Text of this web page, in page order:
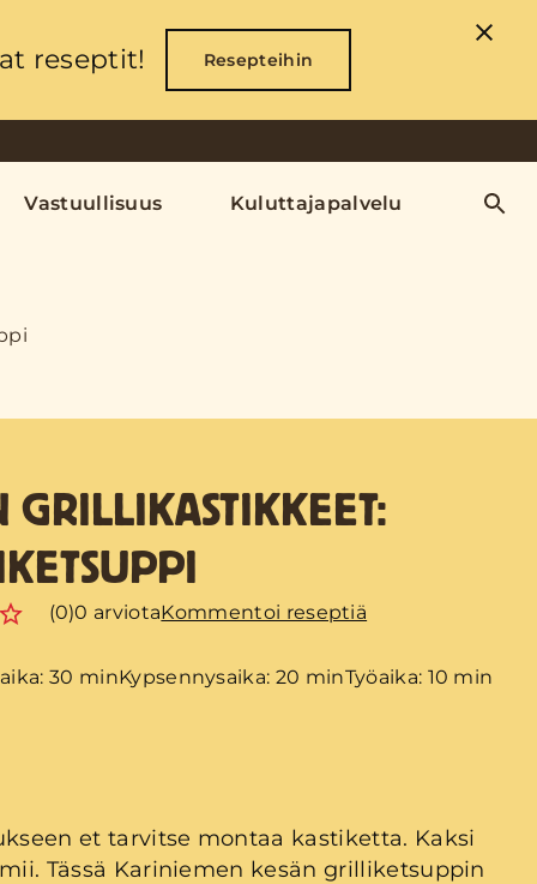
reseptit! Resepteihin
Vastuullisuus Kuluttajapalvelu
GRILLIKASTIKKEET:
(0)0 arviotaKommentoi reseptiä
30 minKypsennysaika: 20 minTyöaika: 10 min
et tarvitse montaa kastiketta. Kaksi
Tässä Kariniemen kesän grilliketsuppin